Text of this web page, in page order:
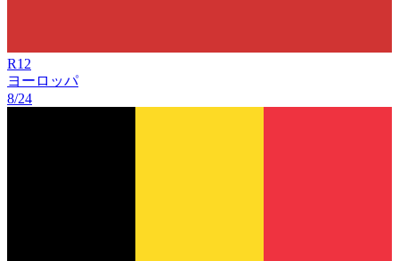
R12
ヨーロッパ
8/24